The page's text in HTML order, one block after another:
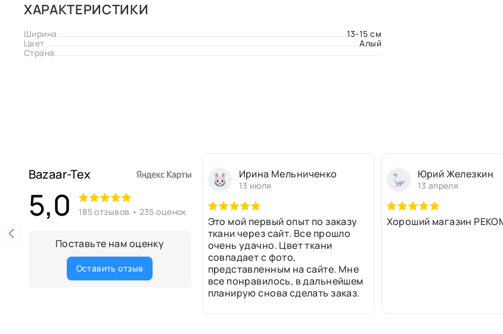
ХАРАКТЕРИСТИКИ
Ширина
13-15 см
Цвет
Алый
Страна
Bazaar-Tex
5,0 185 отзывов • 235 оценок
Поставьте нам оценку
Оставить отзыв
Ирина Мельниченко
13 июля
Это мой первый опыт по заказу
ткани через сайт. Все прошло
очень удачно. Цвет ткани
совпадает с фото,
представленным на сайте. Мне
все понравилось, в дальнейшем
планирую снова сделать заказ.
Юрий Железкин
13 апреля
Хороший магазин